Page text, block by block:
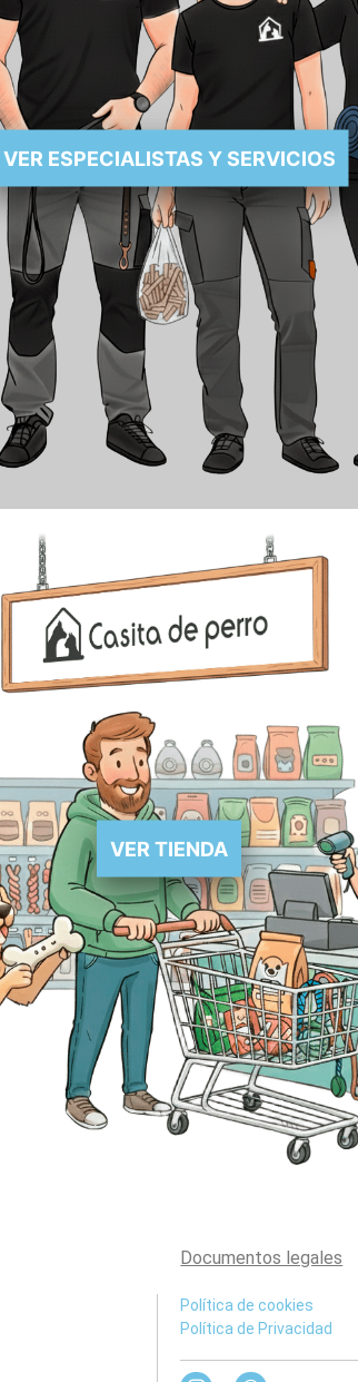
VER ESPECIALISTAS Y SERVICIOS
VER TIENDA
Documentos legales
Política de cookies
Política de Privacidad